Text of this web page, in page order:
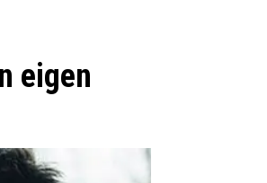
eigen